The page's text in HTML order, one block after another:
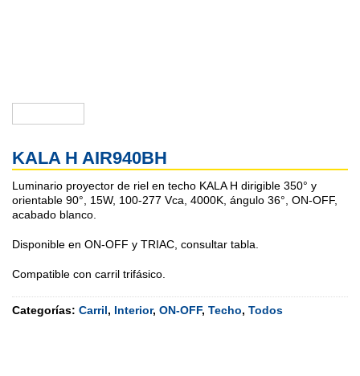
KALA H AIR940BH
Luminario proyector de riel en techo KALA H dirigible 350° y
orientable 90°, 15W, 100-277 Vca, 4000K, ángulo 36°, ON-OFF,
acabado blanco.
Disponible en ON-OFF y TRIAC, consultar tabla.
Compatible con carril trifásico.
Categorías: Carril, Interior, ON-OFF, Techo, Todos